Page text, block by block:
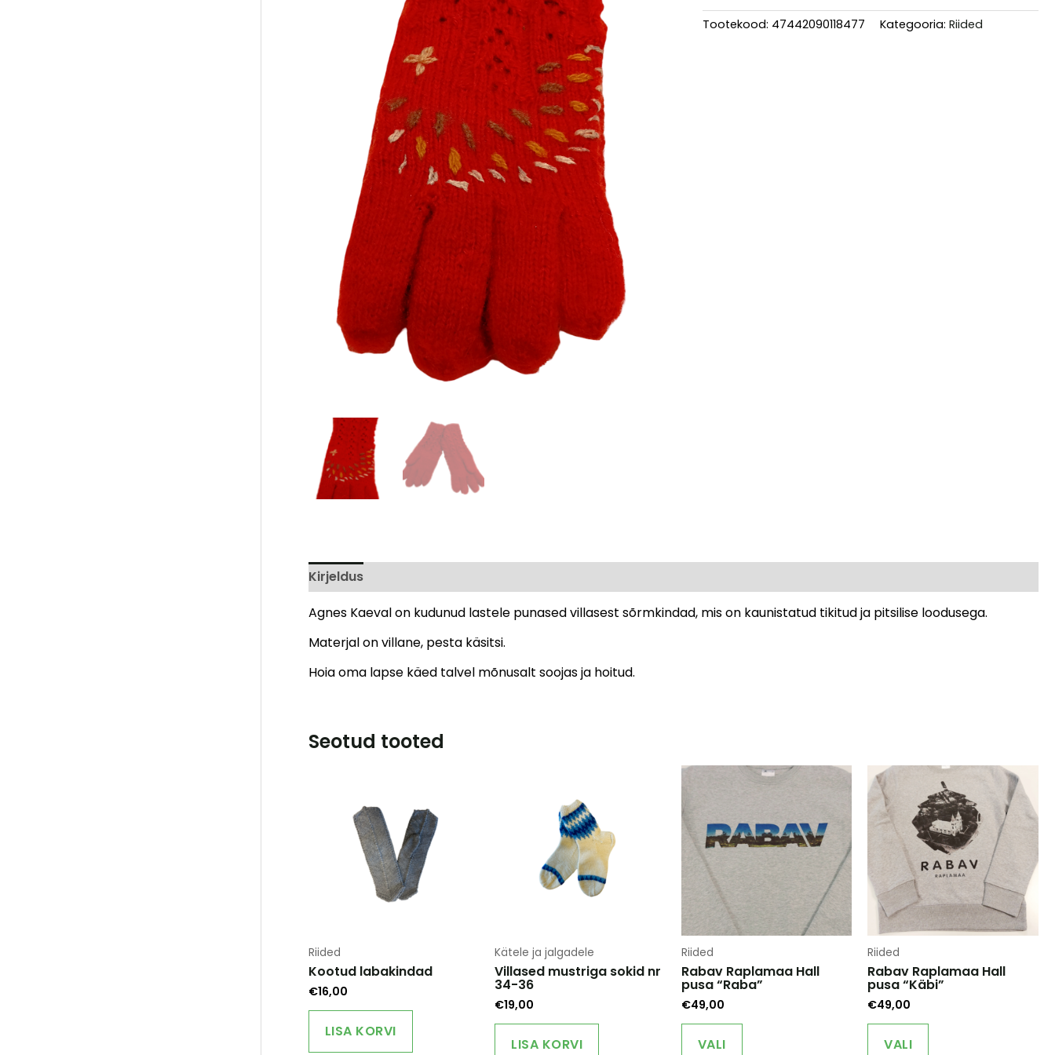
laste
punased
Tootekood: 47442090118477 Kategooria:Riided
Kirjeldus
Agnes Kaeval on kudunud lastele punased villasest sõrmkindad, mis on kaunistatud tikitud ja pitsilise loodusega.
Materjal on villane, pesta käsitsi.
Hoia oma lapse käed talvel mõnusalt soojas ja hoitud.
Seotud tooted
Riided
Kootud labakindad
€16,00
LISA KORVI
Kätele ja jalgadele
Villased mustriga sokid nr
34-36
€19,00
LISA KORVI
Riided
Rabav Raplamaa Hall
pusa “Raba”
€49,00
VALI
This
Riided
Rabav Raplamaa Hall
pusa “Käbi”
€49,00
VALI
This